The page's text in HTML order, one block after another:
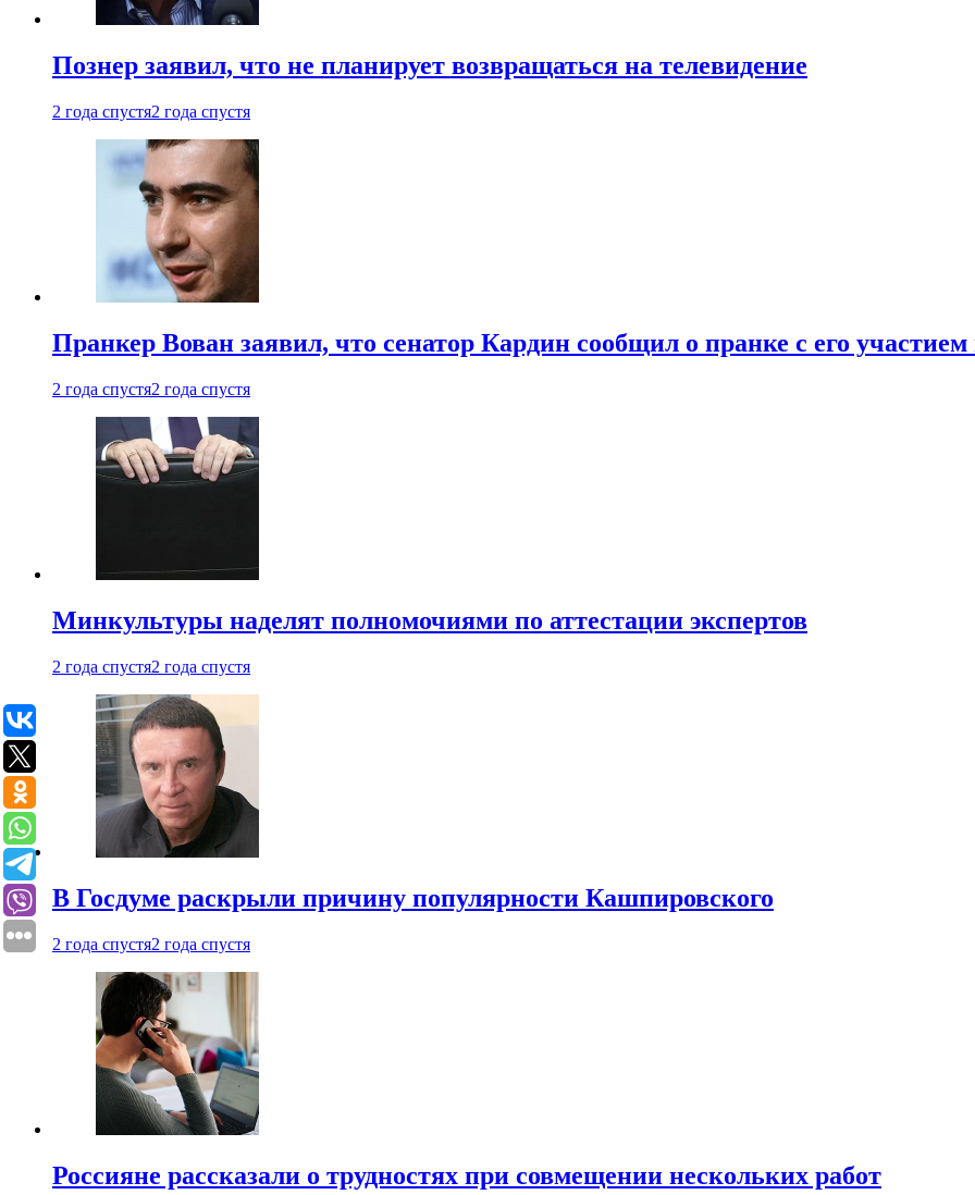
Познер заявил, что не планирует возвращаться на телевидение
2 года спустя2 года спустя
Пранкер Вован заявил, что сенатор Кардин сообщил о пранке с его
2 года спустя2 года спустя
Минкультуры наделят полномочиями по аттестации экспертов
2 года спустя2 года спустя
В Госдуме раскрыли причину популярности Кашпировского
2 года спустя2 года спустя
Россияне рассказали о трудностях при совмещении нескольких работ